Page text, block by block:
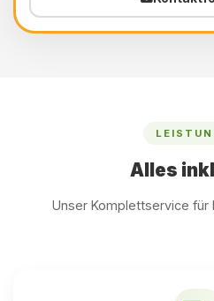
Alles
Unser Komplettservice für